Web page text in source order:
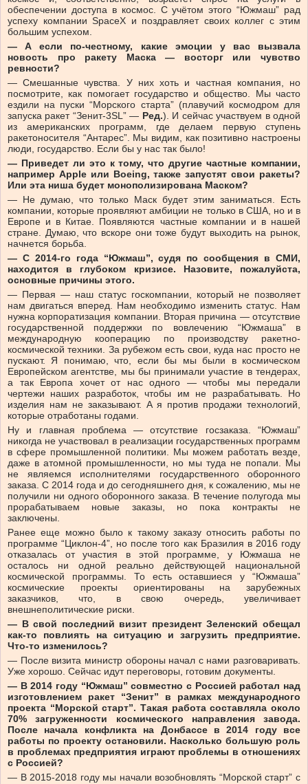
обеспечении доступа в космос. С учётом этого “Южмаш” рад
успеху компании SpaceX и поздравляет своих коллег с этим
большим успехом.
— А если по-честному, какие эмоции у вас вызвала
новость про ракету Маска — восторг или чувство
ревности?
— Смешанные чувства. У них хоть и частная компания, но
посмотрите, как помогает государство и общество. Мы часто
ездили на пуски “Морского старта” (плавучий космодром для
запуска ракет “Зенит-3SL” — Ред.). И сейчас участвуем в одной
из американских программ, где делаем первую ступень
ракетоносителя “Антарес”. Мы видим, как позитивно настроены
люди, государство. Если бы у нас так было!
— Приведет ли это к тому, что другие частные компании,
например Apple или Bоеing, также запустят свои ракеты?
Или эта ниша будет монополизирована Маском?
— Не думаю, что только Маск будет этим заниматься. Есть
компании, которые проявляют амбиции не только в США, но и в
Европе и в Китае. Появляются частные компании и в нашей
стране. Думаю, что вскоре они тоже будут выходить на рынок,
начнется борьба.
— С 2014-го года “Южмаш”, судя по сообщения в СМИ,
находится в глубоком кризисе. Назовите, пожалуйста,
основные причины этого.
— Первая — наш статус госкомпании, который не позволяет
нам двигаться вперед. Нам необходимо изменить статус. Нам
нужна корпоратизация компании. Вторая причина — отсутствие
государственной поддержки по вовлечению “Южмаша” в
международную кооперацию по производству ракетно-
космической техники. За рубежом есть свои, куда нас просто не
пускают. Я понимаю, что, если бы мы были в космическом
Европейском агентстве, мы бы принимали участие в тендерах,
а так Европа хочет от нас одного — чтобы мы передали
чертежи наших разработок, чтобы им не разрабатывать. Но
изделия нам не заказывают. А я против продажи технологий,
которые отработаны годами.
Ну и главная проблема — отсутствие госзаказа. “Южмаш”
никогда не участвовал в реализации государственных программ
в сфере промышленной политики. Мы можем работать везде,
даже в атомной промышленности, но мы туда не попали. Мы
не являемся исполнителями государственного оборонного
заказа. С 2014 года и до сегодняшнего дня, к сожалению, мы не
получили ни одного оборонного заказа. В течение полугода мы
прорабатываем новые заказы, но пока контракты не
заключены.
Ранее еще можно было к такому заказу относить работы по
программе “Циклон-4”, но после того как Бразилия в 2016 году
отказалась от участия в этой программе, у Южмаша не
осталось ни одной реально действующей национальной
космической программы. То есть оставшиеся у “Южмаша”
космические проекты ориентированы на зарубежных
заказчиков, что, в свою очередь, увеличивает
внешнеполитические риски.
— В свой последний визит президент Зеленский обещал
как-то повлиять на ситуацию и загрузить предприятие.
Что-то изменилось?
— После визита министр обороны начал с нами разговаривать.
Уже хорошо. Сейчас идут переговоры, готовим документы.
— В 2014 году “Южмаш” совместно с Россией работал над
изготовлением ракет “Зенит” в рамках международного
проекта “Морской старт”. Такая работа составляла около
70% загруженности космического направления завода.
После начала конфликта на Донбассе в 2014 году все
работы по проекту остановили. Насколько большую роль
в проблемах предприятия играют проблемы в отношениях
с Россией?
— В 2015-2018 году мы начали возобновлять “Морской старт” с